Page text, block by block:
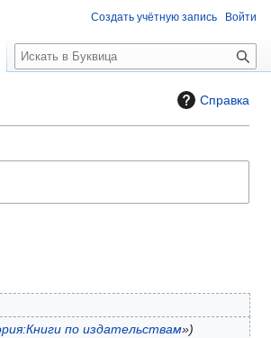
Справка
по издательствам»
Создать учётную запись Войти
П
о
к